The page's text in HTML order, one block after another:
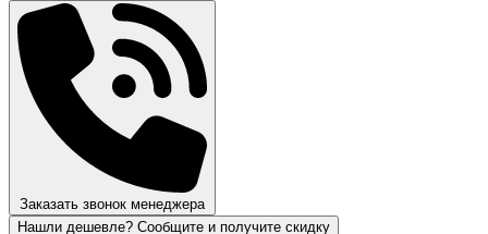
Заказать звонок менеджера
Нашли дешевле? Сообщите и получите скидку